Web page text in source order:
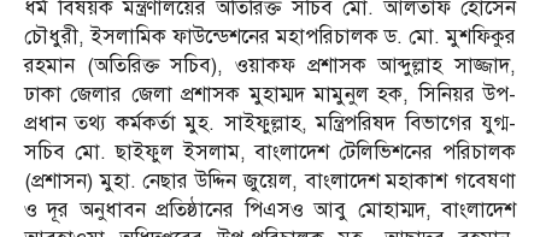
ধর্ম বিষয়ক মন্ত্রণালয়ের অতিরিক্ত সচিব মো. আলতাফ হোসেন
চৌধুরী, ইসলামিক ফাউন্ডেশনের মহাপরিচালক ড. মো. মুশফিকুর
রহমান (অতিরিক্ত সচিব), ওয়াকফ প্রশাসক আব্দুল্লাহ সাজ্জাদ,
ঢাকা জেলার জেলা প্রশাসক মুহাম্মদ মামুনুল হক, সিনিয়র উপ-
প্রধান তথ্য কর্মকর্তা মুহ. সাইফুল্লাহ, মন্ত্রিপরিষদ বিভাগের যুগ্ম-
সচিব মো. ছাইফুল ইসলাম, বাংলাদেশ টেলিভিশনের পরিচালক
(প্রশাসন) মুহা. নেছার উদ্দিন জুয়েল, বাংলাদেশ মহাকাশ গবেষণা
ও দূর অনুধাবন প্রতিষ্ঠানের পিএসও আবু মোহাম্মদ, বাংলাদেশ